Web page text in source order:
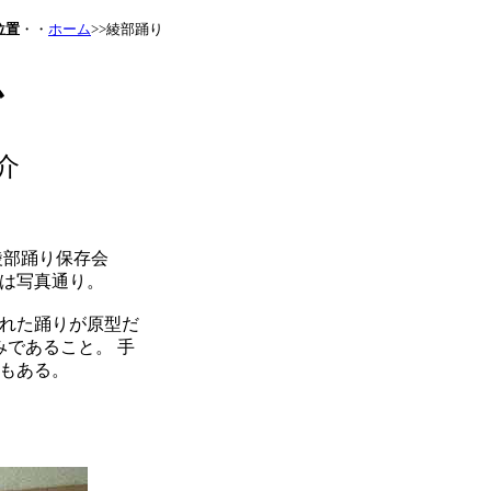
置 ・・ ホーム>>綾部踊り
踊り保存会
写真通り。
た踊りが原型だ
であること。 手
ある。